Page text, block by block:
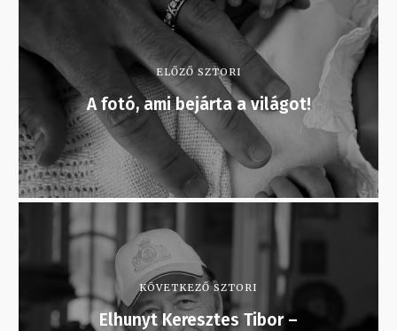
ELŐZŐ SZTORI
A fotó, ami bejárta a világot!
KÖVETKEZŐ SZTORI
Elhunyt Keresztes Tibor –